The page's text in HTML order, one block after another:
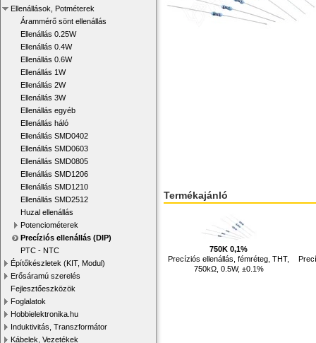
Ellenállások, Potméterek
Árammérő sönt ellenállás
Ellenállás 0.25W
Ellenállás 0.4W
Ellenállás 0.6W
Ellenállás 1W
Ellenállás 2W
Ellenállás 3W
Ellenállás egyéb
Ellenállás háló
Ellenállás SMD0402
Ellenállás SMD0603
Ellenállás SMD0805
Ellenállás SMD1206
Ellenállás SMD1210
Ellenállás SMD2512
Huzal ellenállás
Potenciométerek
Precíziós ellenállás (DIP)
PTC - NTC
Építőkészletek (KIT, Modul)
Erősáramú szerelés
Fejlesztőeszközök
Foglalatok
Hobbielektronika.hu
Induktivitás, Transzformátor
Kábelek, Vezetékek
Termékajánló
750K 0,1%
Precíziós ellenállás, fémréteg, THT,
750kΩ, 0.5W, ±0.1%